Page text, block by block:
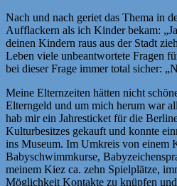
Nach und nach geriet das Thema in
Aufflackern als ich Kinder bekam:
deinen Kindern raus aus der Stadt
Leben viele unbeantwortete Fragen
bei dieser Frage immer total sicher:
Meine Elternzeiten hätten nicht
Elterngeld und um mich herum war
hab mir ein Jahresticket für die
Kulturbesitzes gekauft und konnte
ins Museum. Im Umkreis von einem
Babyschwimmkurse,
meinem Kiez ca. zehn Spielplätze,
Möglichkeit Kontakte zu knüpfen